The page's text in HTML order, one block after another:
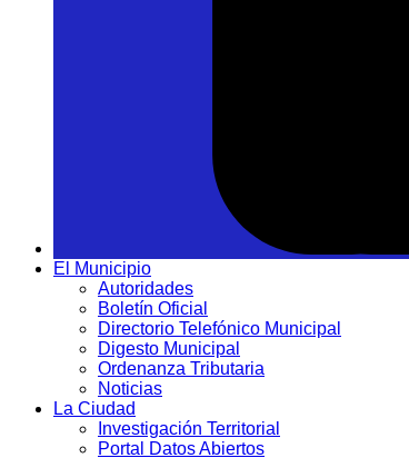
El Municipio
Autoridades
Boletín Oficial
Directorio Telefónico Municipal
Digesto Municipal
Ordenanza Tributaria
Noticias
La Ciudad
Investigación Territorial
Portal Datos Abiertos